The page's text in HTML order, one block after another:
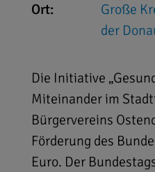
Ort:
Große
der
Die Initiative
Miteinander im
Bürgervereins
Förderung des
Euro. Der